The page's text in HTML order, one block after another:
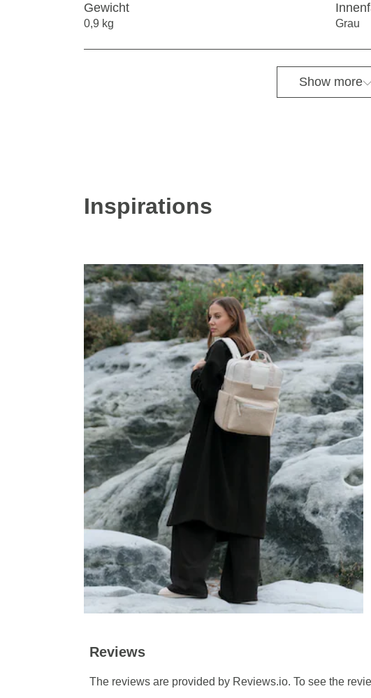
Gewicht
0,9 kg Grau
Show more
Inspirations
Reviews
The reviews are provided by Reviews.io. To see the